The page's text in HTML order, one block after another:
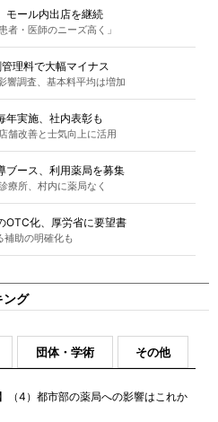
モール内出店を継続
者・医師のニーズ高く」
理料で大幅マイナス
響調査、基本料平均は増加
年実施、社内表彰も
舗改善と士気向上に活用
ブース、利用薬局を募集
療所、村内に薬局なく
OTC化、厚労省に要望書
補助の明確化も
ング
団体・学術 その他
（4）都市部の薬局への影響はこれか